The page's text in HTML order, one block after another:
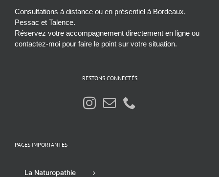
Consultations à distance ou en présentiel à Bordeaux,
Pessac et Talence.
Réservez votre accompagnement directement en ligne ou
contactez-moi pour faire le point sur votre situation.
RESTONS CONNECTÉS
PAGES IMPORTANTES
La Naturopathie